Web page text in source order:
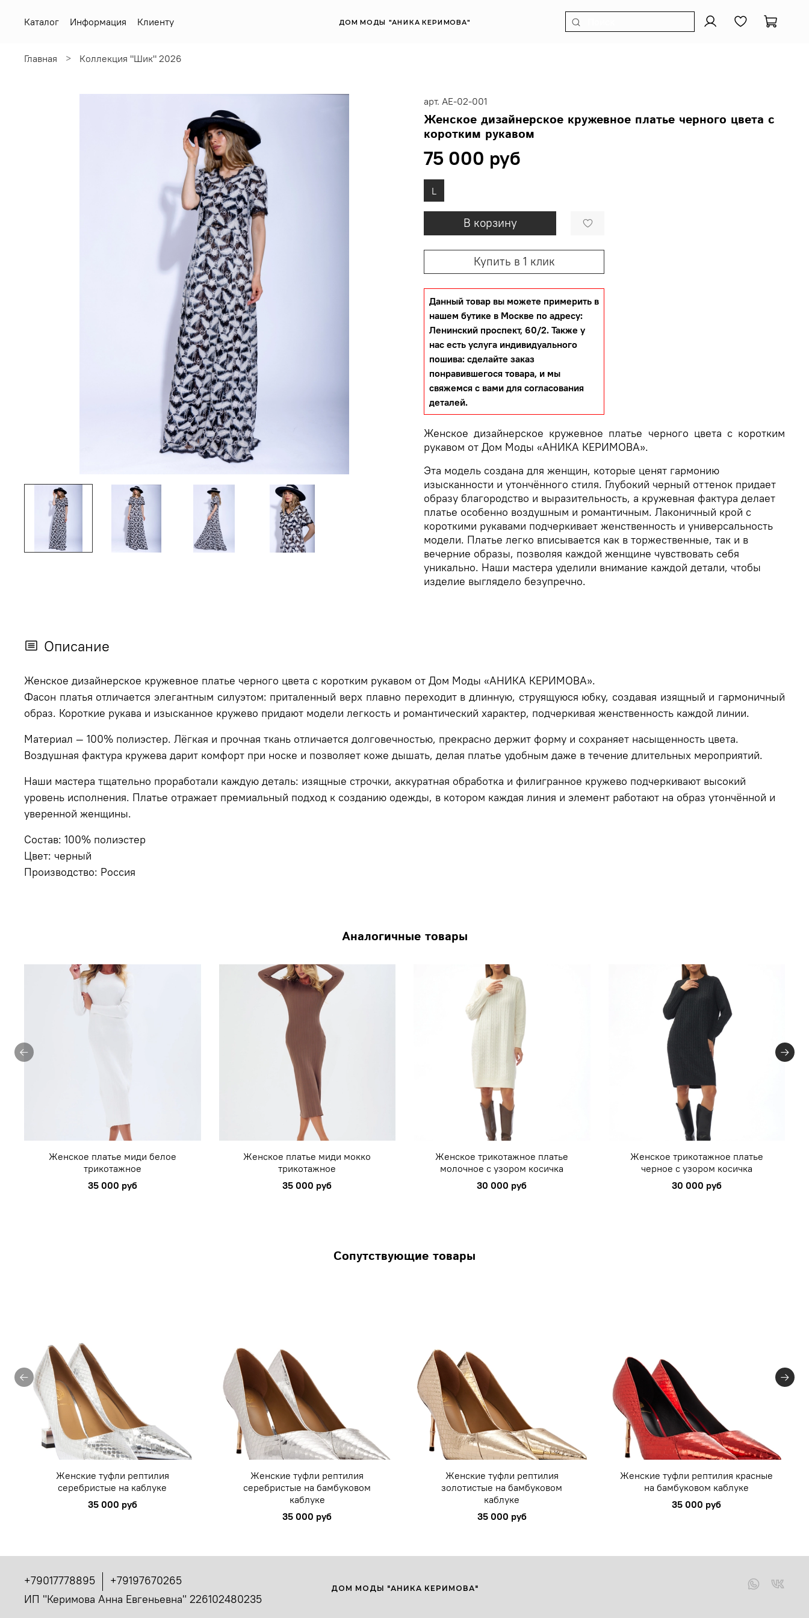
ДОМ МОДЫ "АНИКА КЕРИМОВА"
Каталог Информация Клиенту
Главная Коллекция "Шик" 2026
арт. AE-02-001
Женское дизайнерское кружевное платье черного цвета с
коротким рукавом
75 000 руб
В корзину
Купить в 1 клик
Данный товар вы можете примерить в
нашем бутике в Москве по адресу:
Ленинский проспект, 60/2. Также у
нас есть услуга индивидуального
пошива: сделайте заказ
понравившегося товара, и мы
свяжемся с вами для согласования
деталей.
L
Женское дизайнерское кружевное платье черного цвета с коротким
рукавом от Дом Моды «АНИКА КЕРИМОВА».
Эта модель создана для женщин, которые ценят гармонию
изысканности и утончённого стиля. Глубокий черный оттенок придает
образу благородство и выразительность, а кружевная фактура делает
платье особенно воздушным и романтичным. Лаконичный крой с
короткими рукавами подчеркивает женственность и универсальность
модели. Платье легко вписывается как в торжественные, так и в
вечерние образы, позволяя каждой женщине чувствовать себя
уникально. Наши мастера уделили внимание каждой детали, чтобы
изделие выглядело безупречно.
Описание
Женское дизайнерское кружевное платье черного цвета с коротким рукавом от Дом Моды «АНИКА КЕРИМОВА».
Фасон платья отличается элегантным силуэтом: приталенный верх плавно переходит в длинную, струящуюся юбку, создавая изящный и гармоничный
образ. Короткие рукава и изысканное кружево придают модели легкость и романтический характер, подчеркивая женственность каждой линии.
Материал — 100% полиэстер. Лёгкая и прочная ткань отличается долговечностью, прекрасно держит форму и сохраняет насыщенность цвета.
Воздушная фактура кружева дарит комфорт при носке и позволяет коже дышать, делая платье удобным даже в течение длительных мероприятий.
Наши мастера тщательно проработали каждую деталь: изящные строчки, аккуратная обработка и филигранное кружево подчеркивают высокий
уровень исполнения. Платье отражает премиальный подход к созданию одежды, в котором каждая линия и элемент работают на образ утончённой и
уверенной женщины.
Состав: 100% полиэстер
Цвет: черный
Производство: Россия
Аналогичные товары
Женское платье миди белое
трикотажное
35 000 руб
Женское платье миди мокко
трикотажное
35 000 руб
Женское трикотажное платье
молочное с узором косичка
30 000 руб
Женское трикотажное платье
черное с узором косичка
30 000 руб
Сопутствующие товары
Женские туфли рептилия
серебристые на каблуке
35 000 руб
Женские туфли рептилия
серебристые на бамбуковом
каблуке
35 000 руб
Женские туфли рептилия
золотистые на бамбуковом
каблуке
35 000 руб
Женские туфли рептилия красные
на бамбуковом каблуке
35 000 руб
+79017778895
+79197670265
ИП "Керимова Анна Евгеньевна" 226102480235
ДОМ МОДЫ "АНИКА КЕРИМОВА"